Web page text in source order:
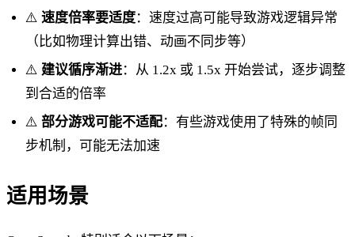
⚠️ 速度倍率要适度：速度过高可能导致游戏逻辑异常
（比如物理计算出错、动画不同步等）
⚠️ 建议循序渐进：从 1.2x 或 1.5x 开始尝试，逐步调整
到合适的倍率
⚠️ 部分游戏可能不适配：有些游戏使用了特殊的帧同
步机制，可能无法加速
适用场景